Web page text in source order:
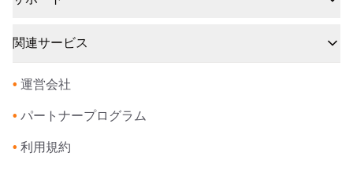
関連サービス
• 運営会社
• パートナープログラム
• 利用規約